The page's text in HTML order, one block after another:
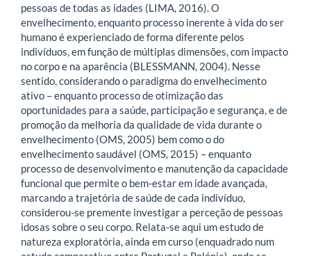
pessoas de todas as idades (LIMA, 2016). O
envelhecimento, enquanto processo inerente à vida do ser
humano é experienciado de forma diferente pelos
indivíduos, em função de múltiplas dimensões, com impacto
no corpo e na aparência (BLESSMANN, 2004). Nesse
sentido, considerando o paradigma do envelhecimento
ativo – enquanto processo de otimização das
oportunidades para a saúde, participação e segurança, e de
promoção da melhoria da qualidade de vida durante o
envelhecimento (OMS, 2005) bem como o do
envelhecimento saudável (OMS, 2015) – enquanto
processo de desenvolvimento e manutenção da capacidade
funcional que permite o bem-estar em idade avançada,
marcando a trajetória de saúde de cada indivíduo,
considerou-se premente investigar a perceção de pessoas
idosas sobre o seu corpo. Relata-se aqui um estudo de
natureza exploratória, ainda em curso (enquadrado num